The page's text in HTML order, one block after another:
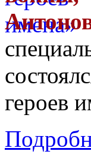
героев